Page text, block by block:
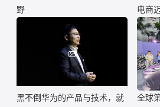
野
电商
黑不倒华为的产品与技术，就
全球